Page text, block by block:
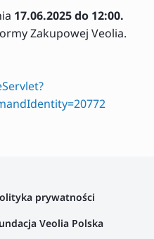
17.06.2025 do 12:00.
Zakupowej Veolia.
prywatności
Veolia Polska